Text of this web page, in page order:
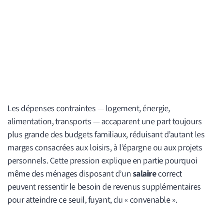
Les dépenses contraintes — logement, énergie,
alimentation, transports — accaparent une part toujours
plus grande des budgets familiaux, réduisant d’autant les
marges consacrées aux loisirs, à l’épargne ou aux projets
personnels. Cette pression explique en partie pourquoi
même des ménages disposant d’unsalairecorrect
peuvent ressentir le besoin de revenus supplémentaires
pour atteindre ce seuil, fuyant, du « convenable ».